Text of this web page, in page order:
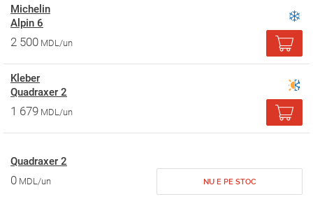
Michelin
Alpin 6
2 500 MDL/un
Kleber
Quadraxer 2
1 679 MDL/un
Quadraxer 2
0 MDL/un NU E PE STOC